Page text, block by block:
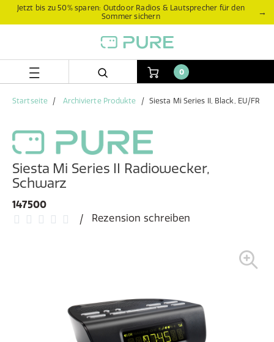
Zum
ZumJetzt bis zu 50% sparen: Outdoor Radios & Lautsprecher für den
Sommer sichern
→
0
Startseite Archivierte Produkte Siesta Mi Series II, Black, EU/FR
Siesta Mi Series II Radiowecker,
Schwarz
147500
Rezension schreiben